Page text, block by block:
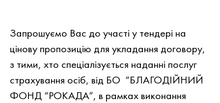
Запрошуємо Вас до участi у тендері на
цiнову пропозицiю для укладання договору,
з тими, хто спеціалізується наданні послуг
страхування осіб, вiд БО “БЛАГОДIЙНИЙ
ФОНД “РОКАДА”, в рамках виконання